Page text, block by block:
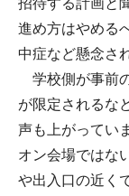
進め方はやめる
中症など懸念さ
学校側が事前
が限定されるな
声も上がってい
オン会場ではな
や出入口の近く